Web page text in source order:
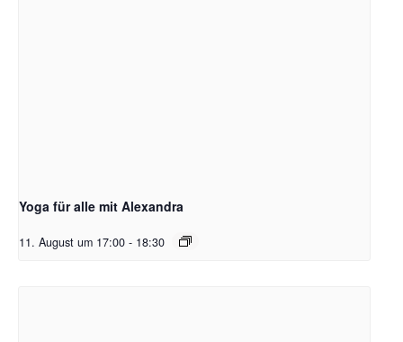
Yoga für alle mit Alexandra
11. August um 17:00 - 18:30